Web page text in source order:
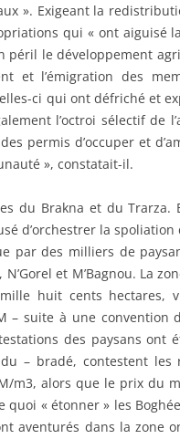
». Exigeant la
qui « ont aiguisé
le développement
et l’émigration des
ci qui ont défriché et
l’octroi sélectif de
permis d’occuper et
», constatait-il.
du Brakna et du Trarza.
d’orchestrer la spoliation
par des milliers de
et M’Bagnou. La
huit cents hectares,
– suite à une convention
des paysans ont
– bradé, contestent les
m3, alors que le prix du
« étonner » les
aventurés dans la zone